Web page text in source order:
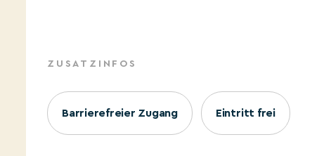
ZUSATZINFOS
Barrierefreier Zugang Eintritt frei